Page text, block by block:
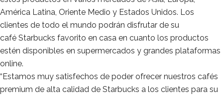
América Latina, Oriente Medio y Estados Unidos. Los
clientes de todo el mundo podrán disfrutar de su
café Starbucks favorito en casa en cuanto los productos
estén disponibles en supermercados y grandes plataformas
online.
“Estamos muy satisfechos de poder ofrecer nuestros cafés
premium de alta calidad de Starbucks a los clientes para su